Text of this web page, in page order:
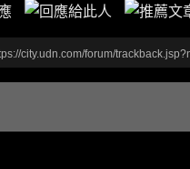
city.udn.com/forum/